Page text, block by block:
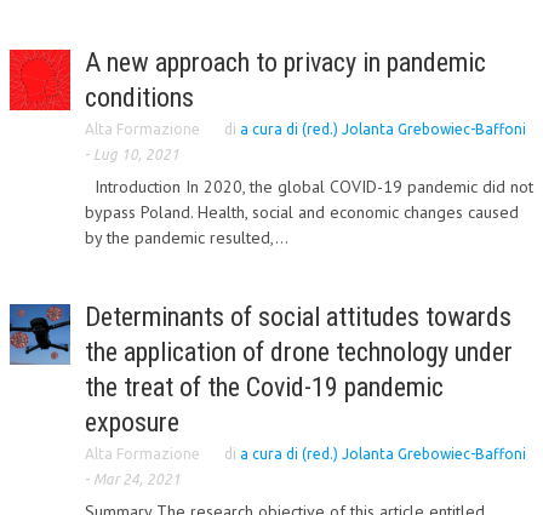
CORPORATE SOCIAL RESPONSIBILITY
ECONOMIA DELL’ARTE
INTERNAZIONALIZZAZIONE
HUMAN RESOURCES
MARKETING
TREASURY IN FINANCIAL SERVICES
RISK MANAGEMENT
SVILUPPO SOSTENIBILE
PERSONA E CITTÀ
A new approach to privacy in pandemic
conditions
Alta Formazione di a cura di (red.) Jolanta Grebowiec-Baffoni
- Lug 10, 2021
Introduction In 2020, the global COVID-19 pandemic did not
bypass Poland. Health, social and economic changes caused
by the pandemic resulted,...
Determinants of social attitudes towards
the application of drone technology under
the treat of the Covid-19 pandemic
exposure
Alta Formazione di a cura di (red.) Jolanta Grebowiec-Baffoni
- Mar 24, 2021